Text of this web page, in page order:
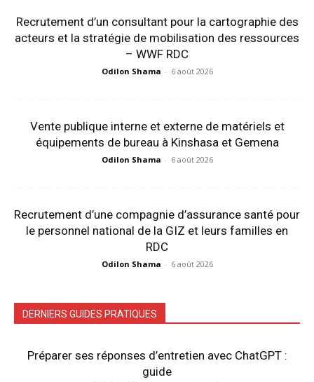
Recrutement d’un consultant pour la cartographie des
acteurs et la stratégie de mobilisation des ressources
– WWF RDC
Odilon Shama - 6 août 2026
Vente publique interne et externe de matériels et
équipements de bureau à Kinshasa et Gemena
Odilon Shama - 6 août 2026
Recrutement d’une compagnie d’assurance santé pour
le personnel national de la GIZ et leurs familles en
RDC
Odilon Shama - 6 août 2026
DERNIERS GUIDES PRATIQUES
Préparer ses réponses d’entretien avec ChatGPT :
guide